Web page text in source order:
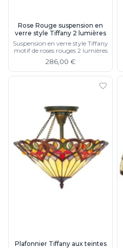
Rose Rouge suspension en
verre style Tiffany 2 lumières
Suspension en verre style Tiffany
motif de roses rouges 2 lumières
286,00 €
Plafonnier Tiffany aux teintes